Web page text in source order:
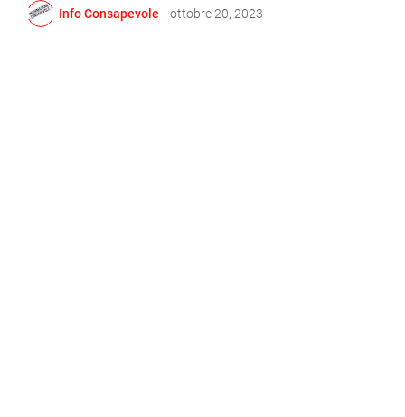
Info Consapevole - ottobre 20, 2023